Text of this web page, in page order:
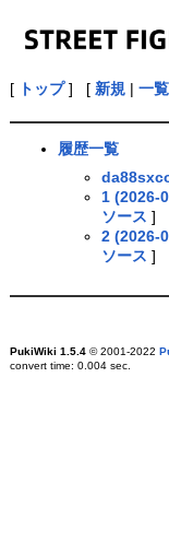
[ トップ] [ 新規| 一覧
履歴一覧
1 (2026-
ソース ]
2 (2026-
ソース ]
PukiWiki 1.5.4© 2001-2022
convert time: 0.004 sec.